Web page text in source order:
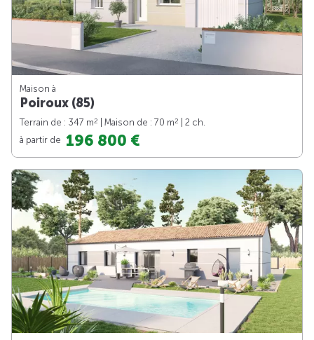
Maison à
Poiroux (85)
Terrain de : 347 m2 | Maison de : 70 m2
| 2 ch.
à partir de 196 800 €